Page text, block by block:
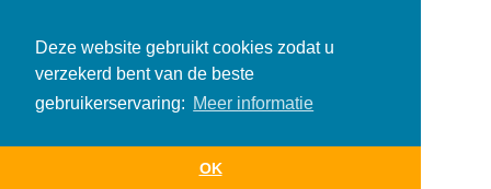
Deze website gebruikt cookies zodat u
verzekerd bent van de beste
gebruikerservaring: Meer informatie
OK